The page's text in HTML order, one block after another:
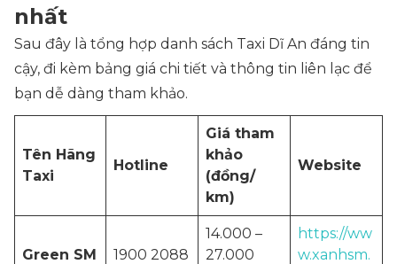
nhất
Sau đây là tổng hợp danh sách Taxi Dĩ An đáng tin
cậy, đi kèm bảng giá chi tiết và thông tin liên lạc để
bạn dễ dàng tham khảo.
Tên Hãng
Taxi
Hotline
Giá tham
khảo
(đồng/
km)
Website
Green SM 1900 2088
14.000 –
27.000
https://ww
w.xanhsm.